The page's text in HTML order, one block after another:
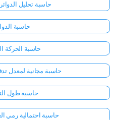
حاسبة تحليل الدوائر
حاسبة
حاسبة الحركة
حاسبة مجانية لمعدل
حاسبة طول
حاسبة احتمالية رمي